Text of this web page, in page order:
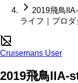
2019飛鳥
ライフ｜プロ
Cruisemans User
2019飛鳥IIA-